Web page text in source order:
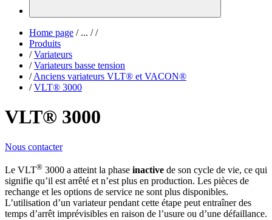
Home page /... / /
Produits
/ Variateurs
/ Variateurs basse tension
/ Anciens variateurs VLT® et VACON®
/ VLT® 3000
VLT® 3000
Nous contacter
Le VLT® 3000 a atteint la phase inactive de son cycle de vie, ce qui
signifie qu’il est arrêté et n’est plus en production. Les pièces de
rechange et les options de service ne sont plus disponibles.
L’utilisation d’un variateur pendant cette étape peut entraîner des
temps d’arrêt imprévisibles en raison de l’usure ou d’une défaillance.